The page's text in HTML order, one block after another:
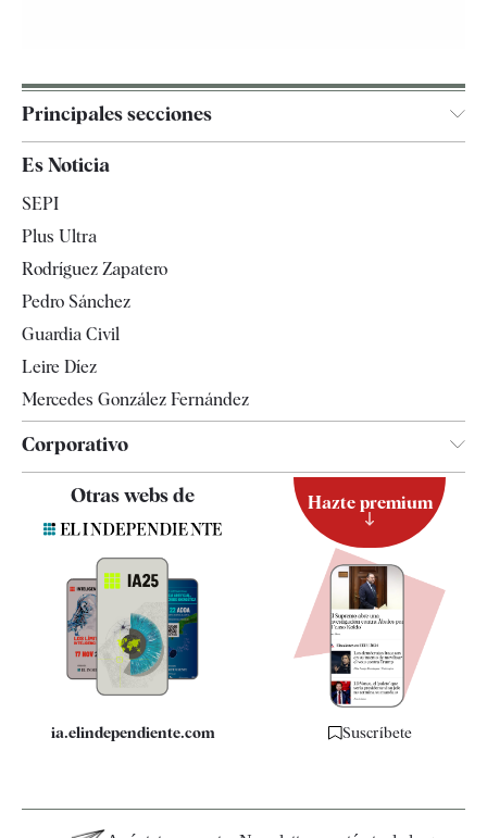
Principales secciones
España
Televisión
Es Noticia
SEPI
Plus Ultra
Rodríguez Zapatero
Pedro Sánchez
Guardia Civil
Leire Díez
Mercedes González Fernández
Corporativo
Contacto
Quiénes somos
Especificaciones
Otras webs de
ia.elindependiente.com
Hazte premium
Suscríbete